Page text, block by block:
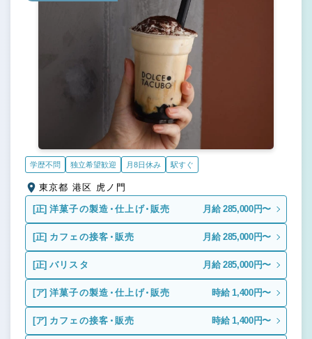
学歴不問 独立希望歓迎 月8日休み 駅すぐ
東京都 港区 虎ノ門
[正] 洋菓子の製造・仕上げ・販売 月給 285,000円〜
[正] カフェの接客・販売 月給 285,000円〜
[正] バリスタ 月給 285,000円〜
[ア] 洋菓子の製造・仕上げ・販売 時給 1,400円〜
[ア] カフェの接客・販売 時給 1,400円〜